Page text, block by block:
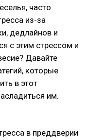
часто
из-за
дедлайнов и
с этим стрессом и
Давайте
которые
в этот
им.
в преддверии